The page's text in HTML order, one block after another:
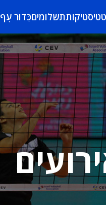
תשלומיםכַּדוּר עָף TV